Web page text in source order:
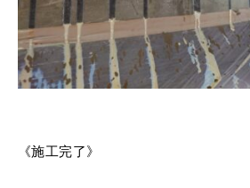
《施工完了》